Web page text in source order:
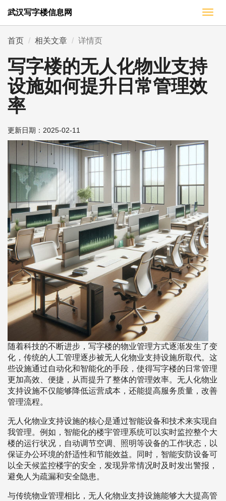
切
换
武汉写字楼信息网
首页 相关文章 详情页
写字楼的无人化物业支持
设施如何提升日常管理效
率
更新日期： 2025-02-11
随着科技的不断进步，写字楼的物业管理方式逐渐发生了变
化，传统的人工管理逐步被无人化物业支持设施所取代。这
些设施通过自动化和智能化的手段，使得写字楼的日常管理
更加高效、便捷，从而提升了整体的管理效率。无人化物业
支持设施不仅能够降低运营成本，还能提高服务质量，改善
管理流程。
无人化物业支持设施的核心是通过智能设备和技术来实现自
我管理。例如，智能化的楼宇管理系统可以实时监控整个大
楼的运行状况，自动调节空调、照明等设备的工作状态，以
保证办公环境的舒适性和节能效益。同时，智能安防设备可
以全天候监控楼宇的安全，发现异常情况时及时发出警报，
避免人为疏漏和安全隐患。
与传统物业管理相比，无人化物业支持设施能够大大提高管